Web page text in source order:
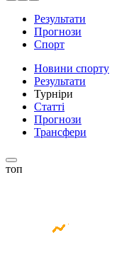
Результати
Прогнози
Спорт
Новини спорту
Результати
Турніри
Статті
Прогнози
Трансфери
топ